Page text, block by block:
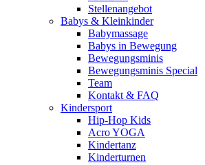
Stellenangebot
Babys & Kleinkinder
Babymassage
Babys in Bewegung
Bewegungsminis
Bewegungsminis Special
Team
Kontakt & FAQ
Kindersport
Hip-Hop Kids
Acro YOGA
Kindertanz
Kinderturnen